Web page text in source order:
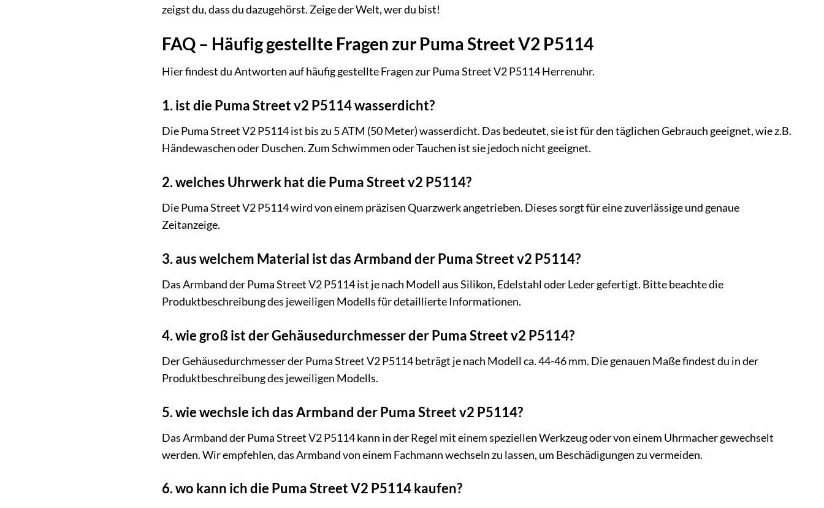
zeigst du, dass du dazugehörst. Zeige der Welt, wer du bist!
FAQ – Häufig gestellte Fragen zur Puma Street V2 P5114
Hier findest du Antworten auf häufig gestellte Fragen zur Puma Street V2 P5114 Herrenuhr.
1. ist die Puma Street v2 P5114 wasserdicht?
Die Puma Street V2 P5114 ist bis zu 5 ATM (50 Meter) wasserdicht. Das bedeutet, sie ist für den täglichen Gebrauch geeignet, wie z.B.
Händewaschen oder Duschen. Zum Schwimmen oder Tauchen ist sie jedoch nicht geeignet.
2. welches Uhrwerk hat die Puma Street v2 P5114?
Die Puma Street V2 P5114 wird von einem präzisen Quarzwerk angetrieben. Dieses sorgt für eine zuverlässige und genaue
Zeitanzeige.
3. aus welchem Material ist das Armband der Puma Street v2 P5114?
Das Armband der Puma Street V2 P5114 ist je nach Modell aus Silikon, Edelstahl oder Leder gefertigt. Bitte beachte die
Produktbeschreibung des jeweiligen Modells für detaillierte Informationen.
4. wie groß ist der Gehäusedurchmesser der Puma Street v2 P5114?
Der Gehäusedurchmesser der Puma Street V2 P5114 beträgt je nach Modell ca. 44-46 mm. Die genauen Maße findest du in der
Produktbeschreibung des jeweiligen Modells.
5. wie wechsle ich das Armband der Puma Street v2 P5114?
Das Armband der Puma Street V2 P5114 kann in der Regel mit einem speziellen Werkzeug oder von einem Uhrmacher gewechselt
werden. Wir empfehlen, das Armband von einem Fachmann wechseln zu lassen, um Beschädigungen zu vermeiden.
6. wo kann ich die Puma Street V2 P5114 kaufen?